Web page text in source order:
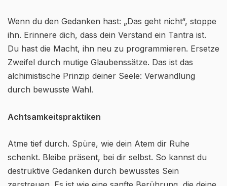
Wenn du den Gedanken hast: „Das geht nicht“, stoppe
ihn. Erinnere dich, dass dein Verstand ein Tantra ist.
Du hast die Macht, ihn neu zu program­mieren. Ersetze
Zweifel durch mutige Glaubenssätze. Das ist das
alchimistische Prinzip deiner Seele: Verwandlung
durch bewusste Wahl.
Achtsamkeitspraktiken
Atme tief durch. Spüre, wie dein Atem dir Ruhe
schenkt. Bleibe präsent, bei dir selbst. So kannst du
destruktive Gedanken durch bewusstes Sein